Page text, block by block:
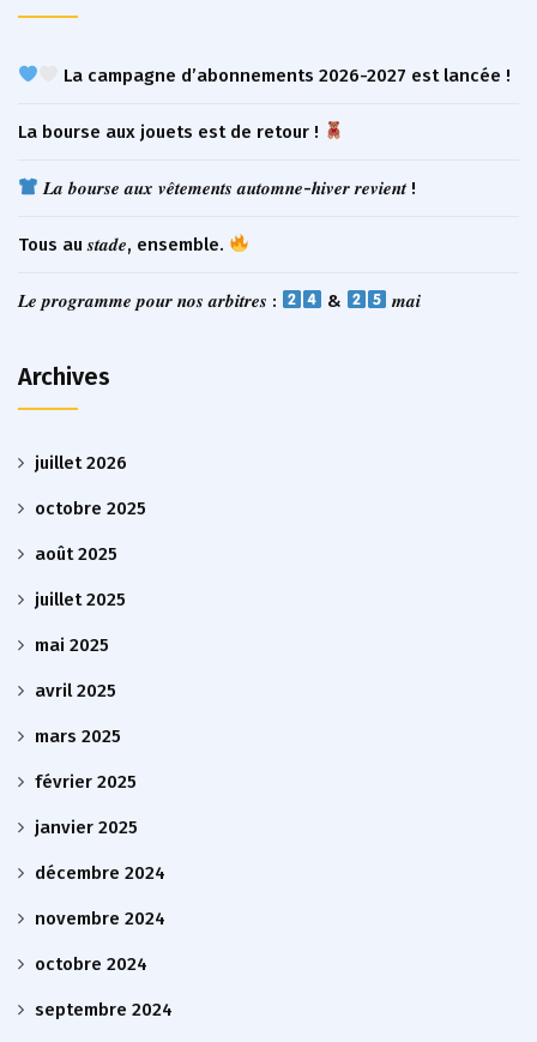
La campagne d’abonnements 2026-2027 est lancée !
La bourse aux jouets est de retour !
𝑳𝒂 𝒃𝒐𝒖𝒓𝒔𝒆 𝒂𝒖𝒙 𝒗𝒆̂𝒕𝒆𝒎𝒆𝒏𝒕𝒔 𝒂𝒖𝒕𝒐𝒎𝒏𝒆-𝒉𝒊𝒗𝒆𝒓 𝒓𝒆𝒗𝒊𝒆𝒏𝒕 !
Tous au 𝒔𝒕𝒂𝒅𝒆, ensemble.
𝑳𝒆 𝒑𝒓𝒐𝒈𝒓𝒂𝒎𝒎𝒆 𝒑𝒐𝒖𝒓 𝒏𝒐𝒔 𝒂𝒓𝒃𝒊𝒕𝒓𝒆𝒔 : & 𝒎𝒂𝒊
Archives
juillet 2026
octobre 2025
août 2025
juillet 2025
mai 2025
avril 2025
mars 2025
février 2025
janvier 2025
décembre 2024
novembre 2024
octobre 2024
septembre 2024